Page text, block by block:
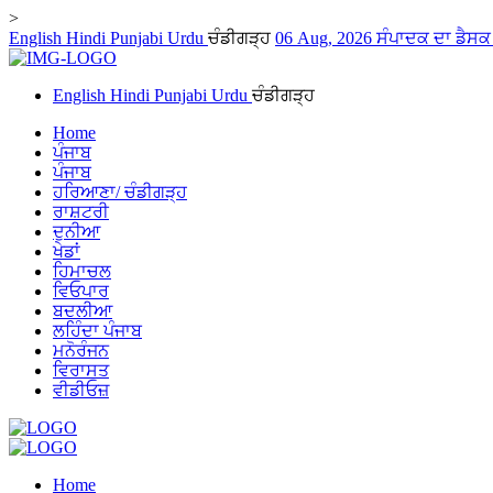
>
English Hindi Punjabi Urdu ਚੰਡੀਗੜ੍ਹ 06 Aug, 2026 ਸੰਪਾਦਕ ਦਾ
English Hindi Punjabi Urdu ਚੰਡੀਗੜ੍ਹ
Home
ਪੰਜਾਬ
ਪੰਜਾਬ
ਹਰਿਆਣਾ/ ਚੰਡੀਗੜ੍ਹ
ਰਾਸ਼ਟਰੀ
ਦੁਨੀਆ
ਖੇਡਾਂ
ਹਿਮਾਚਲ
ਵਿਓਪਾਰ
ਬਦਲੀਆ
ਲਹਿੰਦਾ ਪੰਜਾਬ
ਮਨੋਰੰਜਨ
ਵਿਰਾਸਤ
ਵੀਡੀਓਜ਼
Home